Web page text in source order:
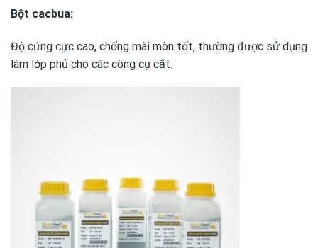
Bột cacbua:
Độ cứng cực cao, chống mài mòn tốt, thường được sử dụng
làm lớp phủ cho các công cụ cắt.